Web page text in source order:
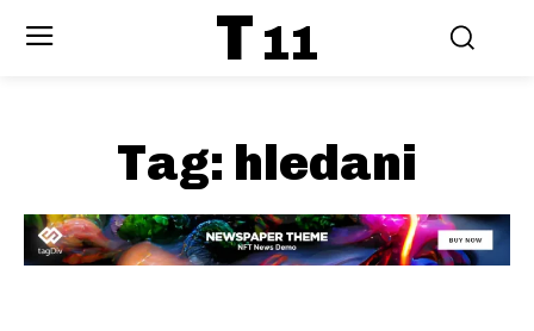
T 11
Tag: hledani